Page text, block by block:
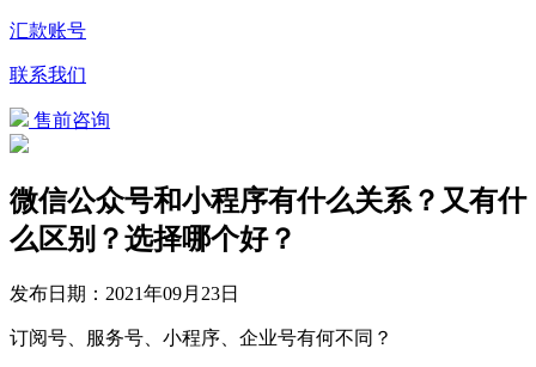
汇款账号
联系我们
售前咨询
微信公众号和小程序有什么关系？又有什
么区别？选择哪个好？
发布日期： 2021年09月23日
订阅号、服务号、小程序、企业号有何不同？